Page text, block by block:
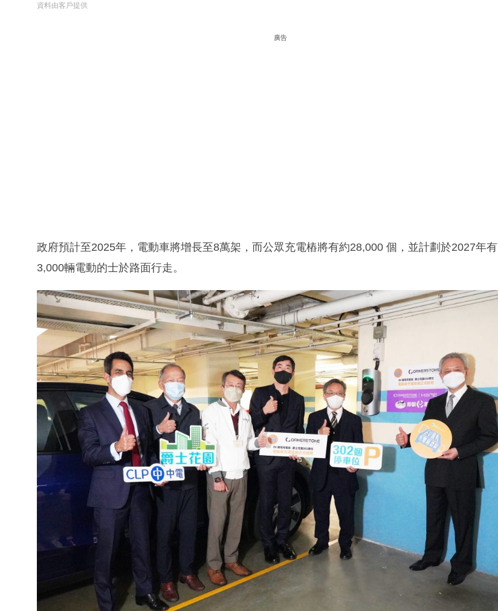
資料由客戶提供
廣告
政府預計至2025年，電動車將增長至8萬架，而公眾充電樁將有約28,000 個，並計劃於2027年有
3,000輛電動的士於路面行走。